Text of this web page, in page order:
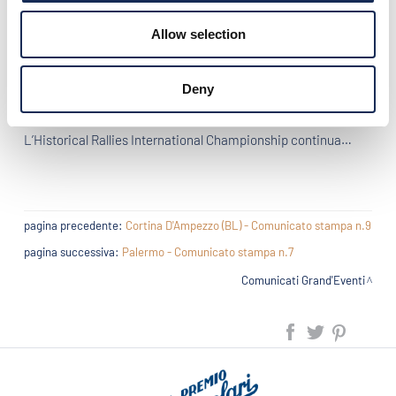
Allow selection
Deny
testa alla classifica dei “Grand’Eventi 2016”, con Daniel
Erejomovich al secondo posto, seguito da Luca Patron,
Prossimo appuntamento a Cortina d’Ampezzo per la Coppa
L’Historical Rallies International Championship continua…
pagina precedente: Cortina D'Ampezzo (BL) - Comunicato stampa n.9
pagina successiva: Palermo - Comunicato stampa n.7
Comunicati Grand'Eventi